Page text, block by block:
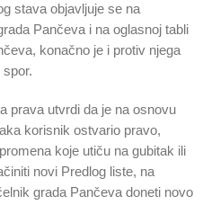
stava objavljuje se na
Pančeva i na oglasnoj tabli
konačno je i protiv njega
prava utvrdi da je na osnovu
korisnik ostvario pravo,
koje utiču na gubitak ili
novi Predlog liste, na
grada Pančeva doneti novo